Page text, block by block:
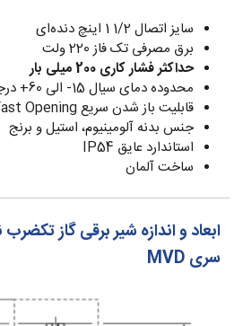
سایز اتصال 1/2 1 اینچ دنده‌ای
برق مصرفی تک فاز 220 ولت
حداکثر فشار کاری 200 میلی بار
محدوده دمای سیال 15- الی 60+ درجه سانتیگراد
قابلیت باز شدن سریع Fast Opening
جنس بدنه آلومینیوم، استیل و برنج
استاندارد عایق IP54
ساخت آلمان
ابعاد و اندازه شیر برقی گاز تکضرب
سری MVD